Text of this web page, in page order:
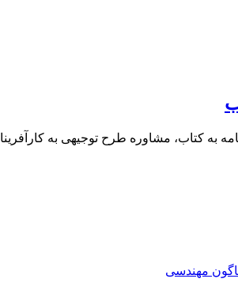
نامه به کتاب، مشاوره طرح توجیهی به
مهندسی